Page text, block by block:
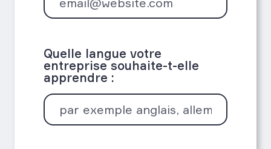
Quelle langue votre
entreprise souhaite-t-elle
apprendre :